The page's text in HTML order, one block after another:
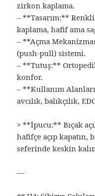
zirkon kaplama.
– **Tasarım:**
kaplama, hafif ama
– **Açma
(push‑pull) sistemi.
– **Tutuş:**
konfor.
– **Kullanım
avcılık, balıkçılık,
> **İpucu:** Bıçak
hafifçe açıp kapatın,
seferinde keskin kalır.
—